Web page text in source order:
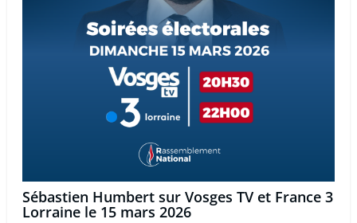
Sébastien Humbert sur Vosges TV et France 3
Lorraine le 15 mars 2026